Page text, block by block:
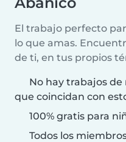
El trabajo perfecto
lo que amas.
de ti, en tus propios
No hay trabajos
que coincidan con
100% gratis para
Todos los